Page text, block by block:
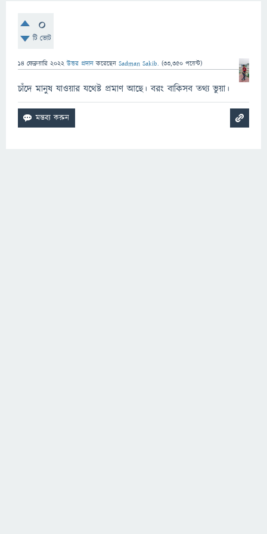
0
টি ভোট
14 ফেব্রুয়ারি 2022 উত্তর প্রদান করেছেন Sadman Sakib. (33,350 পয়েন্ট)
চাঁদে মানুষ যাওয়ার যথেষ্ট প্রমাণ আছে। বরং বাকিসব তথ্য ভুয়া।